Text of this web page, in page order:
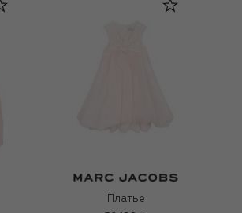
Платье